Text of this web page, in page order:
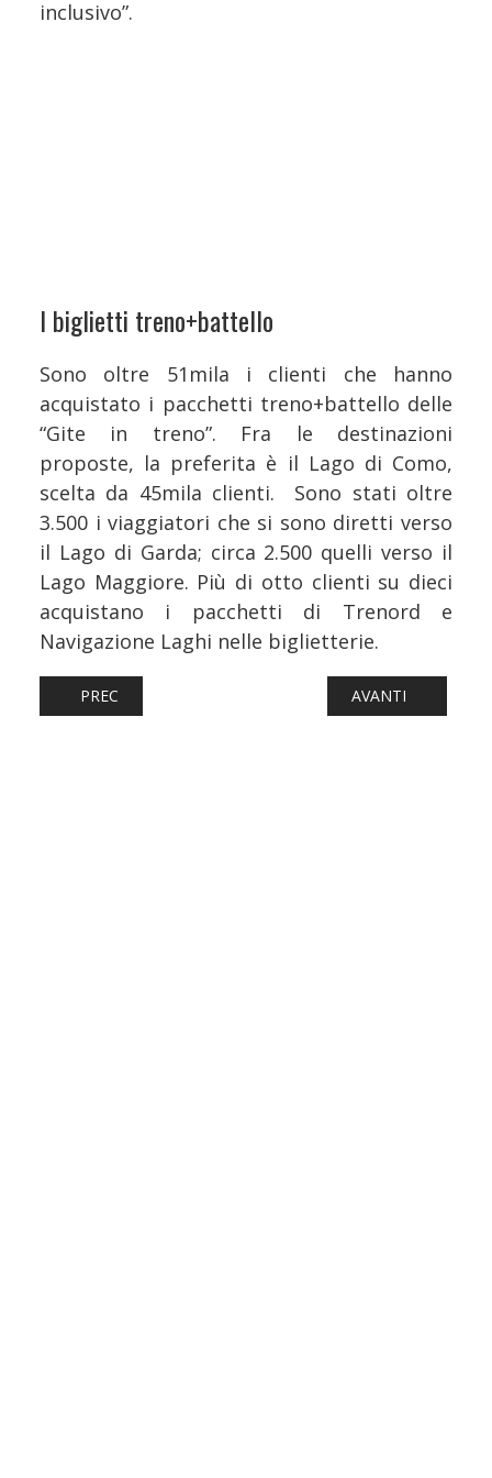
inclusivo”.
I biglietti treno+battello
Sono oltre 51mila i clienti che hanno
acquistato i pacchetti treno+battello delle
“Gite in treno”. Fra le destinazioni
proposte, la preferita è il Lago di Como,
scelta da 45mila clienti. Sono stati oltre
3.500 i viaggiatori che si sono diretti verso
il Lago di Garda; circa 2.500 quelli verso il
Lago Maggiore. Più di otto clienti su dieci
acquistano i pacchetti di Trenord e
Navigazione Laghi nelle biglietterie.
ARTICOLO PRECEDENTE: FERROVIE: LAVORI TRA
PREC ARTICOLO
AVANTI